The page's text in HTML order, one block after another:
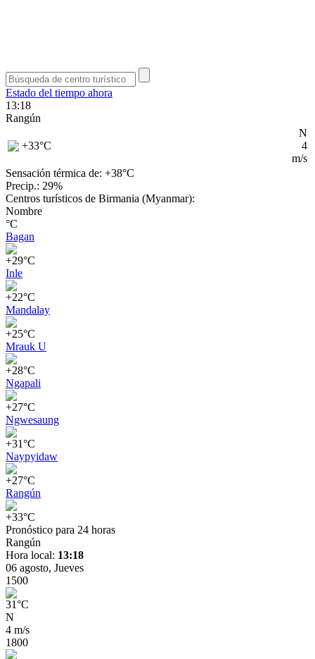
Estado del tiempo ahora
13:18
Rangún
+33°C
N
4
m/s
Sensación térmica de: +38°C
Precip.: 29%
Centros turísticos de Birmania (Myanmar):
Nombre
°C
Bagan
+29°C
Inle
+22°C
Mandalay
+25°C
Mrauk U
+28°C
Ngapali
+27°C
Ngwesaung
+31°C
Naypyidaw
+27°C
Rangún
+33°C
Pronóstico para 24 horas
Rangún
Hora local: 13:18
06 agosto, Jueves
1500
31°C
N
4 m/s
1800